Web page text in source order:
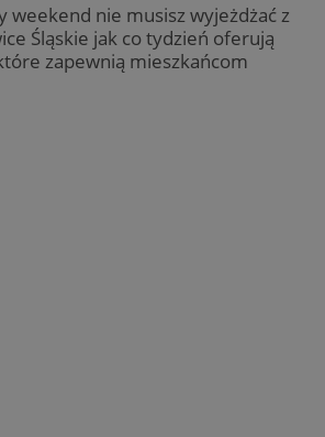
weekend nie musisz wyjeżdżać z
Śląskie jak co tydzień oferują
zapewnią mieszkańcom